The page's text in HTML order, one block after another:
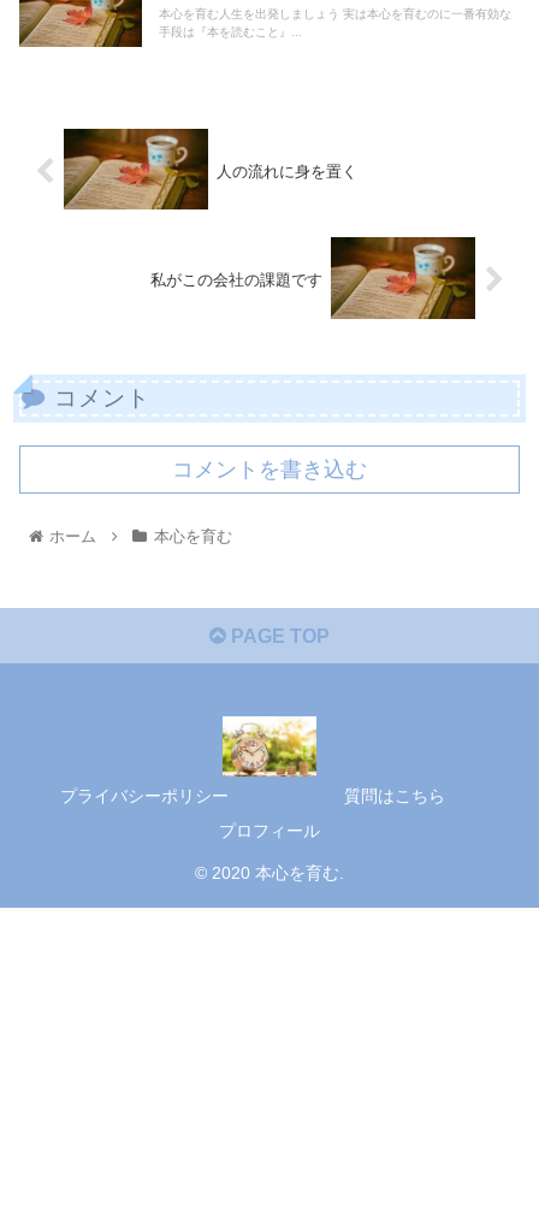
本心を育む人生を出発しましょう 実は本心を育むのに一番有効な
手段は『本を読むこと』...
人の流れに身を置く
私がこの会社の課題です
コメント
コメントを書き込む
ホーム 本心を育む
PAGE TOP
プライバシーポリシー
質問はこちら
プロフィール
© 2020 本心を育む.